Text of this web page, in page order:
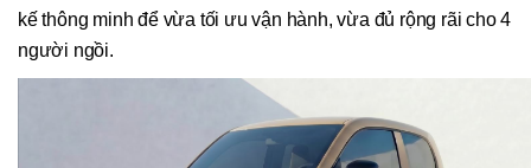
kế thông minh để vừa tối ưu vận hành, vừa đủ rộng rãi cho 4
người ngồi.